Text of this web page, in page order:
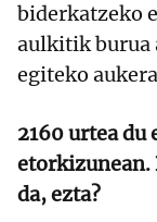
biderkatzeko
aulkitik burua
egiteko
2160 urtea
etorkizunean.
da, ezta?